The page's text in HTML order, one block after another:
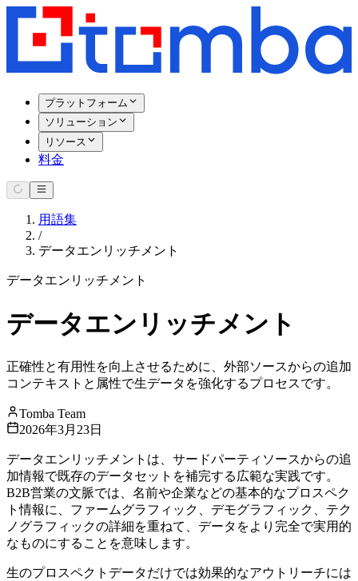
プラットフォーム
ソリューション
リソース
料金
用語集
/
データエンリッチメント
データエンリッチメント
データエンリッチメント
正確性と有用性を向上させるために、外部ソースからの追加
コンテキストと属性で生データを強化するプロセスです。
Tomba Team
2026年3月23日
データエンリッチメントは、サードパーティソースからの追
加情報で既存のデータセットを補完する広範な実践です。
B2B営業の文脈では、名前や企業などの基本的なプロスペク
ト情報に、ファームグラフィック、デモグラフィック、テク
ノグラフィックの詳細を重ねて、データをより完全で実用的
なものにすることを意味します。
生のプロスペクトデータだけでは効果的なアウトリーチには